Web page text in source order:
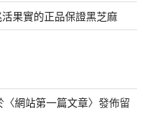
果實的正品保證黑芝麻
〈網站第一篇文章〉發佈留